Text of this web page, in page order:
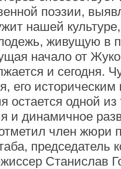
поэзии,
нашей
живущую в
начало от
и сегодня.
его
остается одной
и динамичное
член жюри
председатель
Станислав